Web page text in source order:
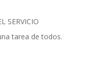
SERVICIO
tarea de todos.